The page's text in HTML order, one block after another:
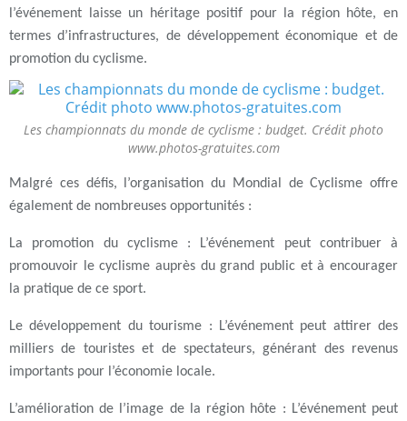
l’événement laisse un héritage positif pour la région hôte, en
termes d’infrastructures, de développement économique et de
promotion du cyclisme.
Les championnats du monde de cyclisme : budget. Crédit photo
www.photos-gratuites.com
Malgré ces défis, l’organisation du Mondial de Cyclisme offre
également de nombreuses opportunités :
La promotion du cyclisme: L’événement peut contribuer à
promouvoir le cyclisme auprès du grand public et à encourager
la pratique de ce sport.
Le développement du tourisme : L’événement peut attirer des
milliers de touristes et de spectateurs, générant des revenus
importants pour l’économie locale.
L’amélioration de l’image de la région hôte : L’événement peut